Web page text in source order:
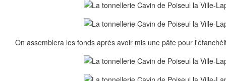
On assemblera les fonds après avoir mis une pâte pour